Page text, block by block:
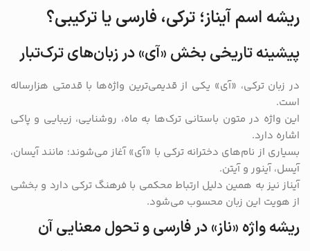
ریشه اسم آیناز؛ ترکی، فارسی یا ترکیبی؟
پیشینه تاریخی بخش «آی» در زبان‌های ترک‌تبار
در زبان ترکی، «آی» یکی از قدیمی‌ترین واژه‌ها با قدمتی هزارساله
است.
این واژه در متون باستانی ترک‌ها به ماه، روشنایی، زیبایی و پاکی
اشاره دارد.
بسیاری از نام‌های دخترانه ترکی با «آی» آغاز می‌شوند؛ مانند آیسان،
آیسل، آینور و آیتن.
آیناز نیز به همین دلیل ارتباط محکمی با فرهنگ ترکی دارد و بخشی
از هویت این زبان محسوب می‌شود.
ریشه واژه «ناز» در فارسی و تحول معنایی آن